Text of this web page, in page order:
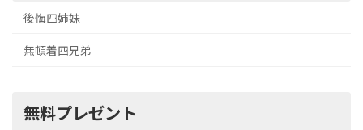
後悔四姉妹
無頓着四兄弟
無料プレゼント